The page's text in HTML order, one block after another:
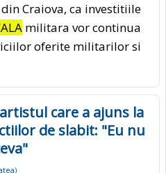
Craiova, ca investitiile
militara vor continua
oferite militarilor si
care a ajuns la
de slabit: "Eu nu
)